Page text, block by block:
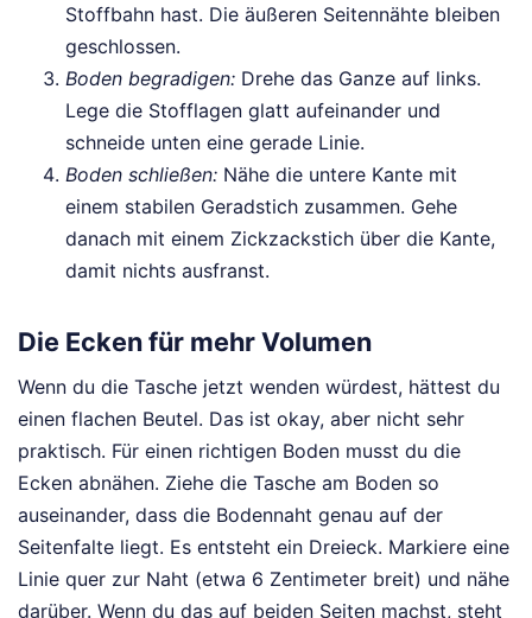
Stoffbahn hast. Die äußeren Seitennähte bleiben
geschlossen.
Boden begradigen: Drehe das Ganze auf links.
Lege die Stofflagen glatt aufeinander und
schneide unten eine gerade Linie.
Boden schließen: Nähe die untere Kante mit
einem stabilen Geradstich zusammen. Gehe
danach mit einem Zickzackstich über die Kante,
damit nichts ausfranst.
Die Ecken für mehr Volumen
Wenn du die Tasche jetzt wenden würdest, hättest du
einen flachen Beutel. Das ist okay, aber nicht sehr
praktisch. Für einen richtigen Boden musst du die
Ecken abnähen. Ziehe die Tasche am Boden so
auseinander, dass die Bodennaht genau auf der
Seitenfalte liegt. Es entsteht ein Dreieck. Markiere eine
Linie quer zur Naht (etwa 6 Zentimeter breit) und nähe
darüber. Wenn du das auf beiden Seiten machst, steht